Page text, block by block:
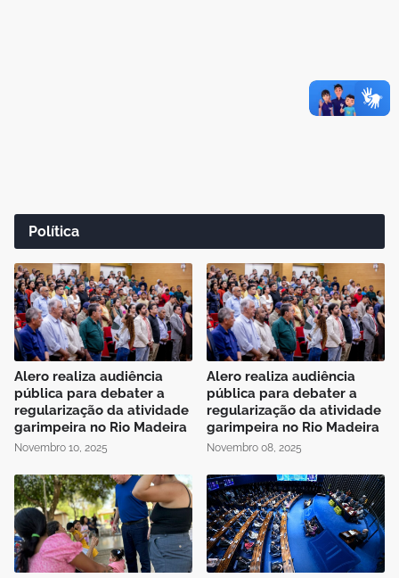
Política
Alero realiza audiência
pública para debater a
regularização da atividade
garimpeira no Rio Madeira
Novembro 10, 2025
Alero realiza audiência
pública para debater a
regularização da atividade
garimpeira no Rio Madeira
Novembro 08, 2025